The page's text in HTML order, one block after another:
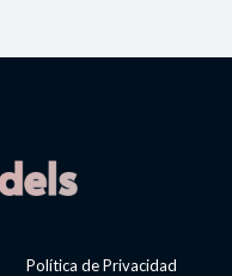
Política de Privacidad